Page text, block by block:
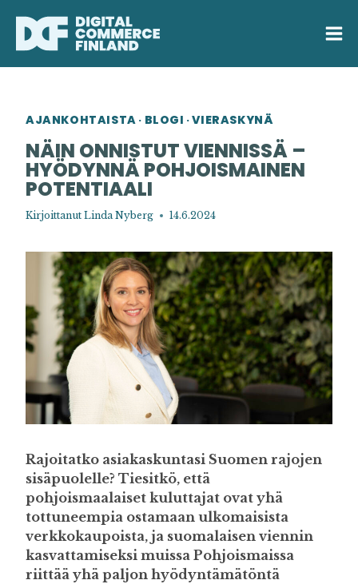
sisältöön
AJANKOHTAISTA · BLOGI ·VIERASKYNÄ
NÄIN ONNISTUT VIENNISSÄ –
HYÖDYNNÄ POHJOISMAINEN
POTENTIAALI
Kirjoittanut Linda Nyberg 14.6.2024
Rajoitatko asiakaskuntasi Suomen rajojen
sisäpuolelle? Tiesitkö, että
pohjoismaalaiset kuluttajat ovat yhä
tottuneempia ostamaan ulkomaisista
verkkokaupoista, ja suomalaisen viennin
kasvattamiseksi muissa Pohjoismaissa
riittää yhä paljon hyödyntämätöntä